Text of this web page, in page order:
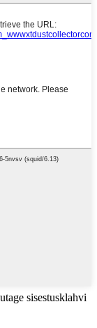
sisestusklahvi